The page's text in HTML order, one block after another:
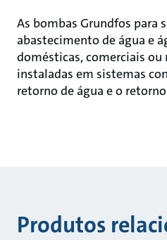
As bombas Grundfos para
abastecimento de água e
domésticas, comerciais
instaladas em sistemas
retorno de água e o
Produtos